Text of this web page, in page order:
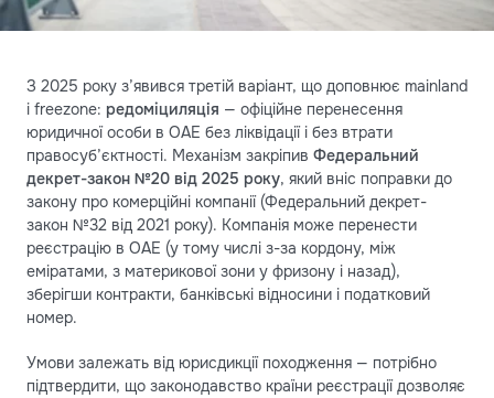
З 2025 року з’явився третій варіант, що доповнює mainland
і freezone: редомiциляція — офіційне перенесення
юридичної особи в ОАЕ без ліквідації і без втрати
правосуб’єктності. Механізм закріпив Федеральний
декрет-закон №20 від 2025 року, який вніс поправки до
закону про комерційні компанії (Федеральний декрет-
закон №32 від 2021 року). Компанія може перенести
реєстрацію в ОАЕ (у тому числі з-за кордону, між
еміратами, з материкової зони у фризону і назад),
зберігши контракти, банківські відносини і податковий
номер.
Умови залежать від юрисдикції походження — потрібно
підтвердити, що законодавство країни реєстрації дозволяє